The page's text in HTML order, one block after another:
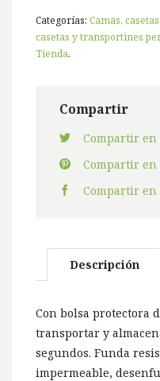
Categorías: Camas,
casetas y transportines
Tienda.
Compartir
Compartir
Compartir
Compartir en
Descripción
Con bolsa protectora
transportar y
segundos. Funda
impermeable,